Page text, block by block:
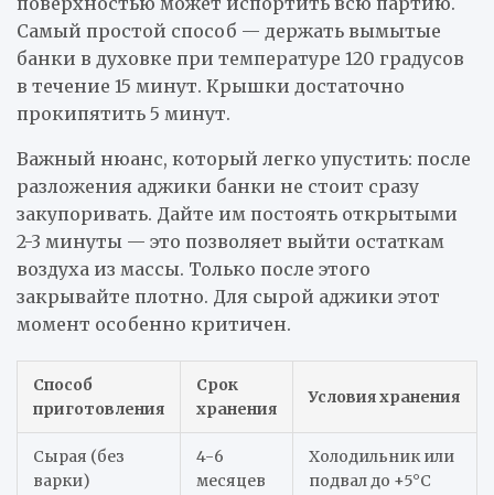
Самый простой способ — держать вымытые
банки в духовке при температуре 120 градусов
в течение 15 минут. Крышки достаточно
прокипятить 5 минут.
Важный нюанс, который легко упустить: после
разложения аджики банки не стоит сразу
закупоривать. Дайте им постоять открытыми
2-3 минуты — это позволяет выйти остаткам
воздуха из массы. Только после этого
закрывайте плотно. Для сырой аджики этот
момент особенно критичен.
Способ
приготовления
Срок
хранения
Условия хранения
Сырая (без
варки)
4-6
месяцев
Холодильник или
подвал до +5°С